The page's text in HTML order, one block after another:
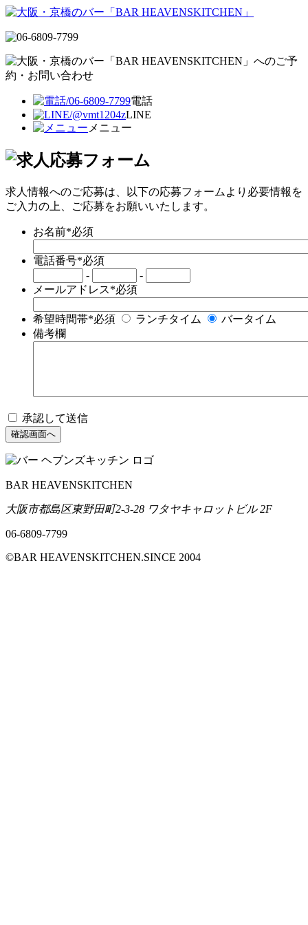
電話
LINE
メニュー
求人情報へのご応募は、以下の応募フォームより必要情報を
ご入力の上、ご応募をお願いいたします。
お名前*必須
電話番号*必須
-
-
メールアドレス*必須
希望時間帯*必須 ランチタイム
バータイム
備考欄
承認して送信
BAR HEAVENSKITCHEN
大阪市都島区東野田町2-3-28 ワタヤキャロットビル 2F
06-6809-7799
©BAR HEAVENSKITCHEN.SINCE 2004